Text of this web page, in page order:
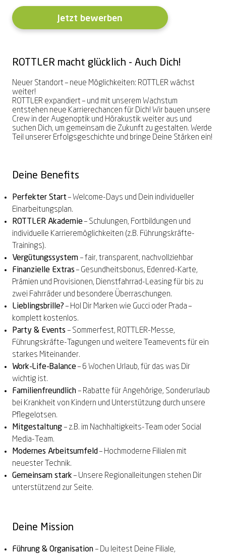
Jetzt bewerben
ROTTLER macht glücklich - Auch Dich!
Neuer Standort – neue Möglichkeiten: ROTTLER wächst
weiter!
ROTTLER expandiert – und mit unserem Wachstum
entstehen neue Karrierechancen für Dich! Wir bauen unsere
Crew in der Augenoptik und Hörakustik weiter aus und
suchen Dich, um gemeinsam die Zukunft zu gestalten. Werde
Teil unserer Erfolgsgeschichte und bringe Deine Stärken ein!
Deine Benefits
Perfekter Start– Welcome-Days und Dein individueller
Einarbeitungsplan.
ROTTLER Akademie– Schulungen, Fortbildungen und
individuelle Karrieremöglichkeiten (z.B. Führungskräfte-
Trainings).
Vergütungssystem– fair, transparent, nachvollziehbar
Finanzielle Extras– Gesundheitsbonus, Edenred-Karte,
Prämien und Provisionen, Dienstfahrrad-Leasing für bis zu
zwei Fahrräder und besondere Überraschungen.
Lieblingsbrille?– Hol Dir Marken wie Gucci oder Prada –
komplett kostenlos.
Party & Events– Sommerfest, ROTTLER-Messe,
Führungskräfte-Tagungen und weitere Teamevents für ein
starkes Miteinander.
Work-Life-Balance– 6 Wochen Urlaub, für das was Dir
wichtig ist.
Familienfreundlich– Rabatte für Angehörige, Sonderurlaub
bei Krankheit von Kindern und Unterstützung durch unsere
Pflegelotsen.
Mitgestaltung– z.B. im Nachhaltigkeits-Team oder Social
Media-Team.
Modernes Arbeitsumfeld– Hochmoderne Filialen mit
neuester Technik.
Gemeinsam stark– Unsere Regionalleitungen stehen Dir
unterstützend zur Seite.
Deine Mission
Führung & Organisation– Du leitest Deine Filiale,
Gaming-Brille
Zeiss
Hoya
Exklusive Marken
Alle Marken entdecken →
2 Brillen = 1 Preis – teilbar
1. Brille für Dich, 2. Brille für Deine
Alle Angebote entdecken →
Exklusive Marken
Alle Marken entdecken →
Sonnenbrille zum
Komplettpreis
Alle Angebote entdecken →
PRECISION
Alle Marken entdecken →
LuckyLens
Deine bequeme Linsen-Flat
Alle Angebote entdecken →
Online-Hörtest
Nulltarif-Hörgeräte
Dein HörGlück ab € 0,-⁰
Alle Angebote entdecken →
Sorglospaket
Termin vereinbaren
Vereinbare bequem online Deinen
Termin
Schütze Deine neue Brille
Alle Leistungen entdecken →
Sommer-Gewinnspiel
Hörgeräte Nulltarif
Alle Angebote entdecken →